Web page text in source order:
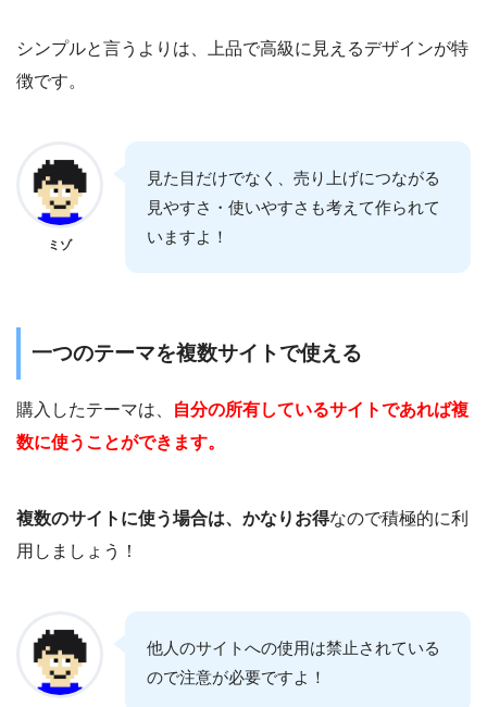
シンプルと言うよりは、上品で高級に見えるデザインが特
徴です。
ミゾ
見た目だけでなく、売り上げにつながる
見やすさ・使いやすさも考えて作られて
いますよ！
一つのテーマを複数サイトで使える
購入したテーマは、
自分の所有しているサイトであれば複
数に使うことができます。
複数のサイトに使う場合は、かなりお得なので積極的に利
用しましょう！
他人のサイトへの使用は禁止されている
ので注意が必要ですよ！